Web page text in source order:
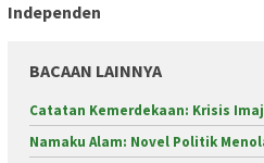
Independen
BACAAN LAINNYA
Catatan Kemerdekaan: Krisis
Namaku Alam: Novel Politik